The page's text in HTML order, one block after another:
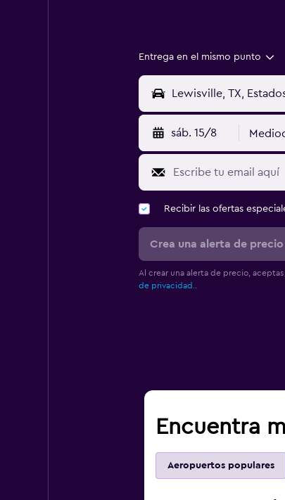
Entrega en el mismo punto
sáb. 15/8
Recibir las ofertas
Crea una alerta de precio
Al crear una alerta de precio,
de privacidad.
Encuentra
Aeropuertos populares